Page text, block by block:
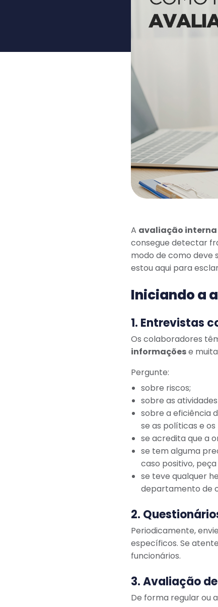
A avaliação interna
consegue detectar
modo de como deve
estou aqui para
Iniciando a
1. Entrevistas
Os colaboradores
informaçõese
Pergunte:
sobre riscos;
sobre as
sobre a eficiência
se as políticas e
se acredita que a
se tem alguma
caso positivo,
se teve qualquer
departamento de
2.
Periodicamente, envie
específicos. Se
funcionários.
3. Avaliação
De forma regular ou